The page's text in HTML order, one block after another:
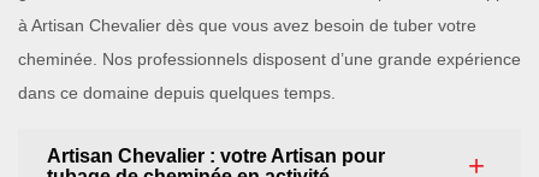
à Artisan Chevalier dès que vous avez besoin de tuber votre
cheminée. Nos professionnels disposent d’une grande expérience
dans ce domaine depuis quelques temps.
Artisan Chevalier : votre Artisan pour